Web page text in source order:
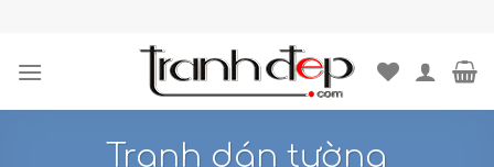
content
Tranh dán tường